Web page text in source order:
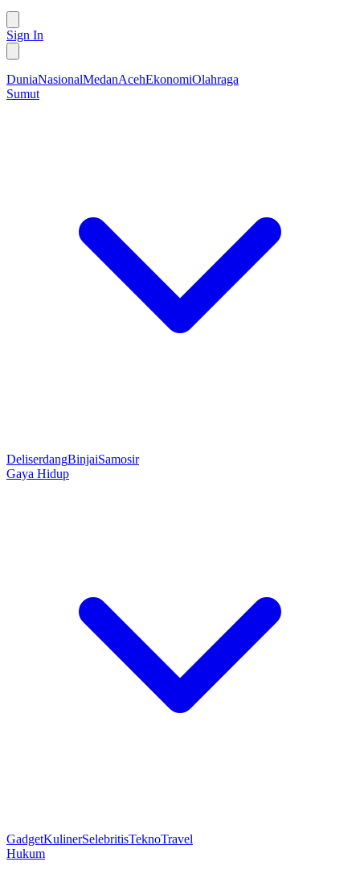
Sign In
DuniaNasionalMedanAcehEkonomiOlahraga
Sumut
DeliserdangBinjaiSamosir
Gaya Hidup
GadgetKulinerSelebritisTeknoTravel
Hukum